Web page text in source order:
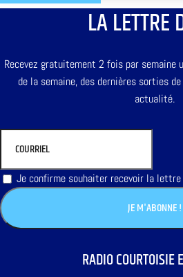
LA LETTRE
Recevez gratuitement 2 fois par
de la semaine, des dernières sorties
actualité.
Je confirme souhaiter recevoir la
RADIO